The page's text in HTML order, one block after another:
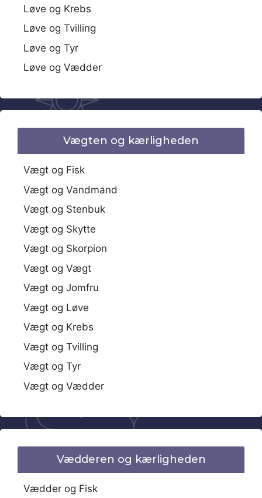
Løve og Krebs
Løve og Tvilling
Løve og Tyr
Løve og Vædder
Vægten og kærligheden
Vægt og Fisk
Vægt og Vandmand
Vægt og Stenbuk
Vægt og Skytte
Vægt og Skorpion
Vægt og Vægt
Vægt og Jomfru
Vægt og Løve
Vægt og Krebs
Vægt og Tvilling
Vægt og Tyr
Vægt og Vædder
Vædderen og kærligheden
Vædder og Fisk